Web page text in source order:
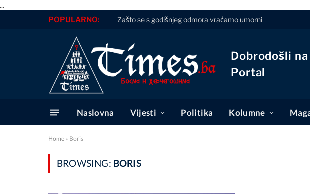
...
POPULARNO: Zašto se s godišnjeg odmora vraćamo umorni
Dobrodošli
Portal
Naslovna Vijesti Politika Kolumne
Home » Boris
BROWSING: BORIS